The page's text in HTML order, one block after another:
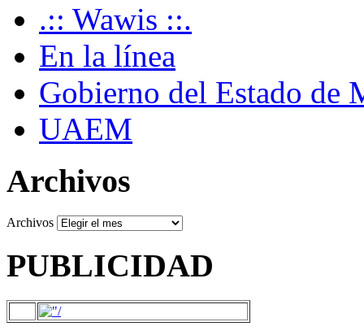
.:: Wawis ::.
En la línea
Gobierno del Estado de
UAEM
Archivos
Archivos
PUBLICIDAD